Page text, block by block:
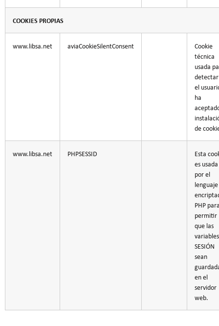
COOKIES PROPIAS
www.libsa.net aviaCookieSilentConsent
Cookie
técnica
usada
el
ha
de
www.libsa.net PHPSESSID
Esta
es usada
por el
PHP
permitir
que las
SESIÓN
sean
en el
servidor
web.